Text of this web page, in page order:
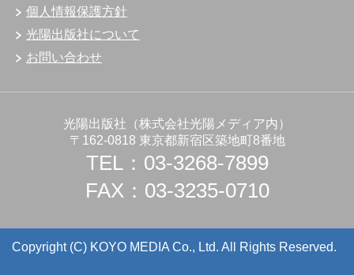
個人情報保護方針
光陽出版社について
お問い合わせ
光陽出版社（株式会社光陽メディア内）
〒162-0818 東京都新宿区築地町8番地
TEL：03-3268-7899
FAX：03-3235-0710
Copyright (C) KOYO MEDIA Co., Ltd. All Rights Reserved.